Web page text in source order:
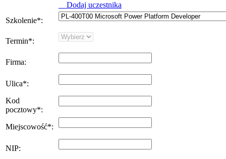
Dodaj uczestnika
Szkolenie*:
Termin*:
Firma:
Ulica*:
Kod
pocztowy*:
Miejscowość*:
NIP: